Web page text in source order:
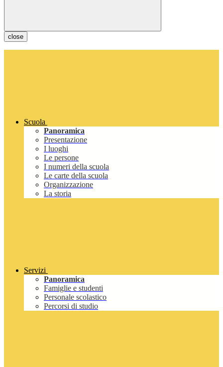
close
Scuola
Panoramica
Presentazione
I luoghi
Le persone
I numeri della scuola
Le carte della scuola
Organizzazione
La storia
Servizi
Panoramica
Famiglie e studenti
Personale scolastico
Percorsi di studio